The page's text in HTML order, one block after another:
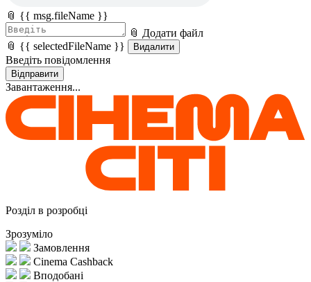
📎 {{ msg.fileName }}
📎 Додати файл
📎 {{ selectedFileName }}
Видалити
Введіть повідомлення
Відправити
Завантаження...
Розділ в розробці
Зрозуміло
Замовлення
Cinema Cashback
Вподобані